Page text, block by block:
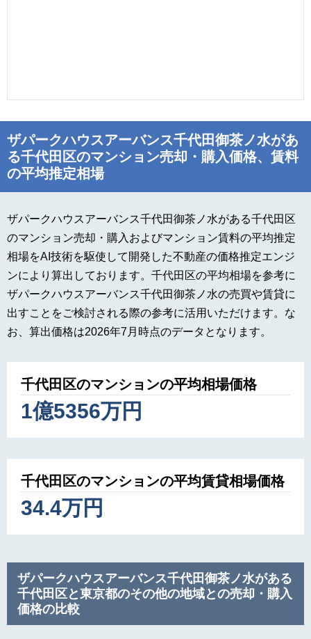
ザパークハウスアーバンス千代田御茶ノ水があ
る千代田区のマンション売却・購入価格、賃料
の平均推定相場
ザパークハウスアーバンス千代田御茶ノ水がある千代田区
のマンション売却・購入およびマンション賃料の平均推定
相場をAI技術を駆使して開発した不動産の価格推定エンジ
ンにより算出しております。千代田区の平均相場を参考に
ザパークハウスアーバンス千代田御茶ノ水の売買や賃貸に
出すことをご検討される際の参考に活用いただけます。な
お、算出価格は2026年7月時点のデータとなります。
千代田区のマンションの平均相場価格
1億5356万円
千代田区のマンションの平均賃貸相場価格
34.4万円
ザパークハウスアーバンス千代田御茶ノ水がある
千代田区と東京都のその他の地域との売却・購入
価格の比較